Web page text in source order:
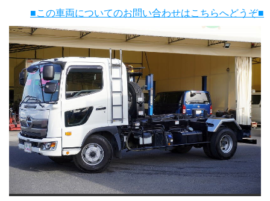
■この車両についてのお問い合わせはこちらへどうぞ■